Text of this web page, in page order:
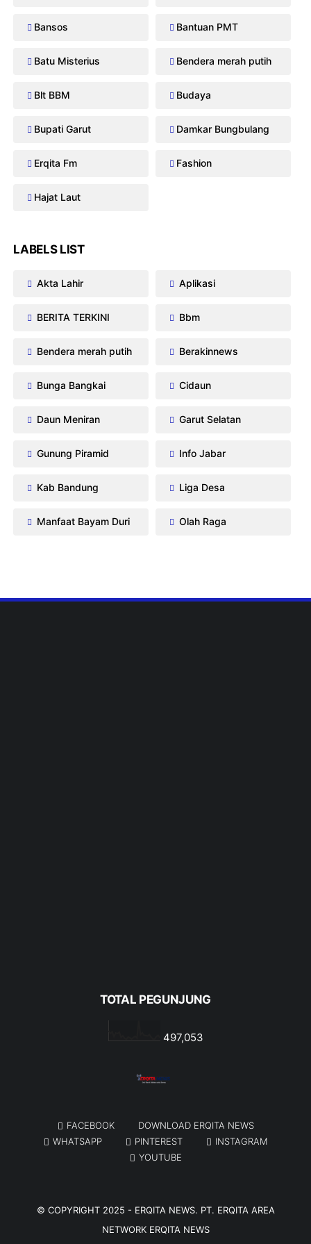
Bansos Bantuan PMT
Batu Misterius Bendera merah putih
Blt BBM Budaya
Bupati Garut Damkar Bungbulang
Erqita Fm Fashion
Hajat Laut
LABELS LIST
Akta Lahir Aplikasi
BERITA TERKINI Bbm
Bendera merah putih Berakinnews
Bunga Bangkai Cidaun
Daun Meniran Garut Selatan
Gunung Piramid Info Jabar
Kab Bandung Liga Desa
Manfaat Bayam Duri Olah Raga
TOTAL PEGUNJUNG
497,053
FACEBOOK
DOWNLOAD ERQITA NEWS
WHATSAPP
PINTEREST
INSTAGRAM
YOUTUBE
© COPYRIGHT 2025 - ERQITA NEWS. PT. ERQITA AREA
NETWORK ERQITA NEWS